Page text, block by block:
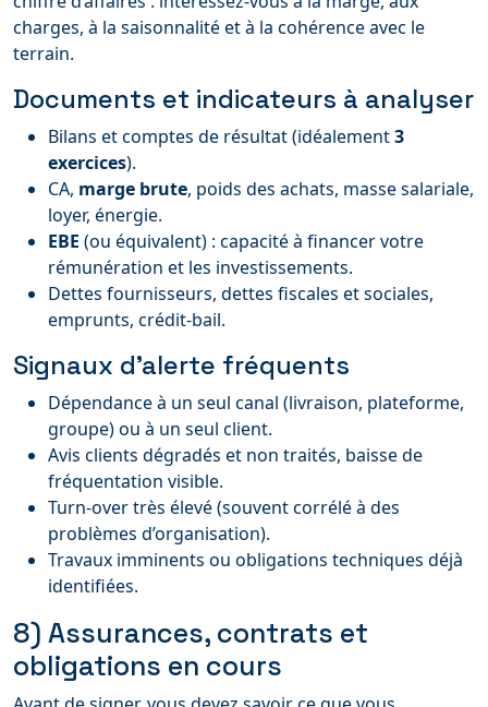
charges, à la saisonnalité et à la cohérence avec le
terrain.
Documents et indicateurs à analyser
Bilans et comptes de résultat (idéalement3
exercices).
CA, marge brute, poids des achats, masse salariale,
loyer, énergie.
EBE (ou équivalent) : capacité à financer votre
rémunération et les investissements.
Dettes fournisseurs, dettes fiscales et sociales,
emprunts, crédit-bail.
Signaux d’alerte fréquents
Dépendance à un seul canal (livraison, plateforme,
groupe) ou à un seul client.
Avis clients dégradés et non traités, baisse de
fréquentation visible.
Turn-over très élevé (souvent corrélé à des
problèmes d’organisation).
Travaux imminents ou obligations techniques déjà
identifiées.
8) Assurances, contrats et
obligations en cours